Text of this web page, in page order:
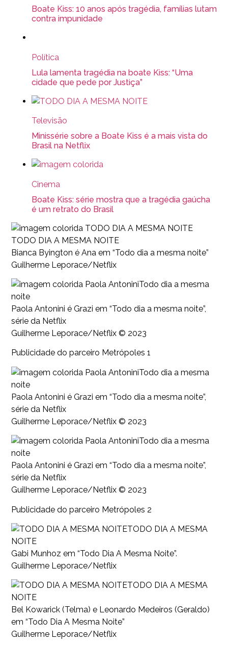
Boate Kiss: 10 anos após tragédia, famílias lutam
contra impunidade
Política
Lula lamenta tragédia na boate Kiss: “Uma
cidade que pede por Justiça”
Televisão
Minissérie sobre a Boate Kiss é a mais vista do
Brasil na Netflix
Cinema
Boate Kiss: série mostra que a tragédia gaúcha
é um retrato do Brasil
TODO DIA A MESMA NOITE
Bianca Byington é Ana em “Todo dia a mesma noite”
Guilherme Leporace/Netflix
Todo dia a mesma
noite
Paola Antonini é Grazi em “Todo dia a mesma noite”,
série da Netflix
Guilherme Leporace/Netflix © 2023
Publicidade do parceiro Metrópoles 1
Todo dia a mesma
noite
Paola Antonini é Grazi em “Todo dia a mesma noite”,
série da Netflix
Guilherme Leporace/Netflix © 2023
Todo dia a mesma
noite
Paola Antonini é Grazi em “Todo dia a mesma noite”,
série da Netflix
Guilherme Leporace/Netflix © 2023
Publicidade do parceiro Metrópoles 2
TODO DIA A MESMA
NOITE
Gabi Munhoz em “Todo Dia A Mesma Noite”.
Guilherme Leporace/Netflix
TODO DIA A MESMA
NOITE
Bel Kowarick (Telma) e Leonardo Medeiros (Geraldo)
em “Todo Dia A Mesma Noite”
Guilherme Leporace/Netflix